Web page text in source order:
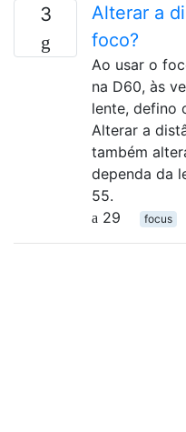
3
Alterar a
foco?
Ao usar o
na D60, às
lente, defino
Alterar a
também
dependa da
55.
29
focus